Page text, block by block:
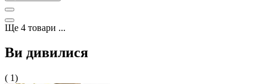
Ще 4 товари ...
Ви дивилися
( 1)